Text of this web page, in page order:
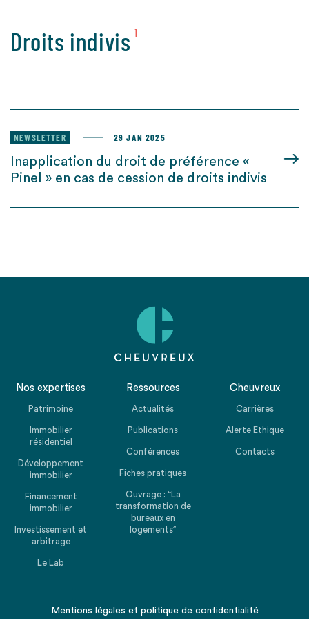
Droits indivis 1
NEWSLETTER 29 JAN 2025
Inapplication du droit de préférence «
Pinel » en cas de cession de droits indivis
Nos expertises
Patrimoine
Immobilier
résidentiel
Développement
immobilier
Financement
immobilier
Investissement et
arbitrage
Le Lab
Ressources
Actualités
Publications
Conférences
Fiches pratiques
Ouvrage : “La
transformation de
bureaux en
logements”
Cheuvreux
Carrières
Alerte Ethique
Contacts
Mentions légales et politique de confidentialité